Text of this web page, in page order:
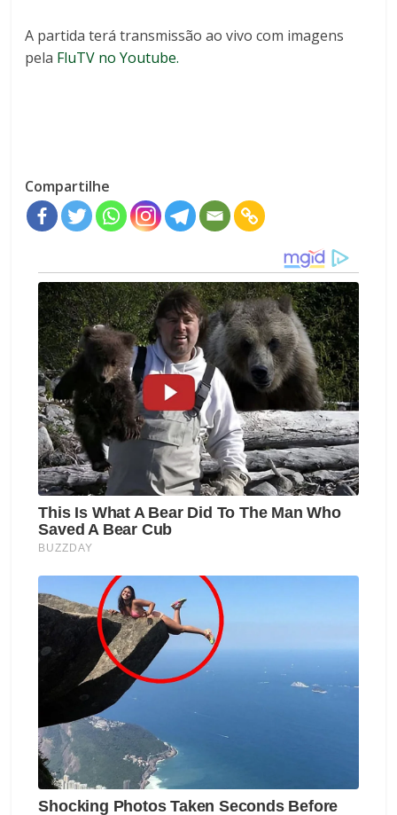
A partida terá transmissão ao vivo com imagens
pela FluTV no Youtube.
Compartilhe